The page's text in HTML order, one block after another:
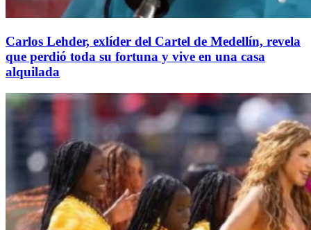
Carlos Lehder, exlíder del Cartel de Medellín, revela
que perdió toda su fortuna y vive en una casa
alquilada